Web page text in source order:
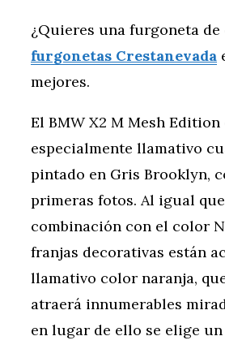
¿Quieres una furgoneta de
furgonetas Crestanevada
mejores.
El BMW X2 M Mesh Edition
especialmente llamativo
pintado en Gris Brooklyn,
primeras fotos. Al igual
combinación con el color
franjas decorativas están
llamativo color naranja,
atraerá innumerables
en lugar de ello se elige un